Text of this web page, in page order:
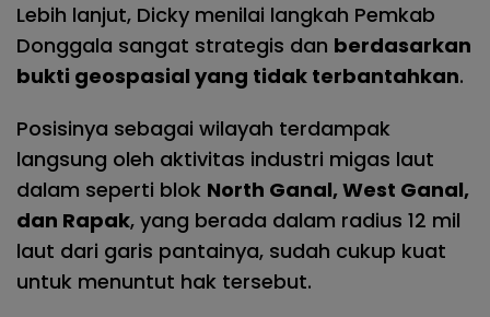
Lebih lanjut, Dicky menilai langkah Pemkab
Donggala sangat strategis dan berdasarkan
bukti geospasial yang tidak terbantahkan.
Posisinya sebagai wilayah terdampak
langsung oleh aktivitas industri migas laut
dalam seperti blok North Ganal, West Ganal,
dan Rapak, yang berada dalam radius 12 mil
laut dari garis pantainya, sudah cukup kuat
untuk menuntut hak tersebut.